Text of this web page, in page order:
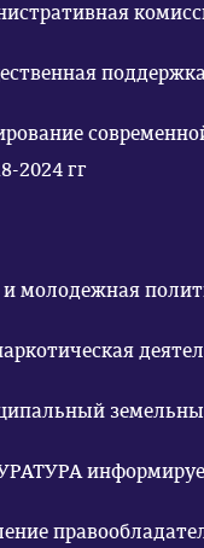
2024 гг
и молодежная